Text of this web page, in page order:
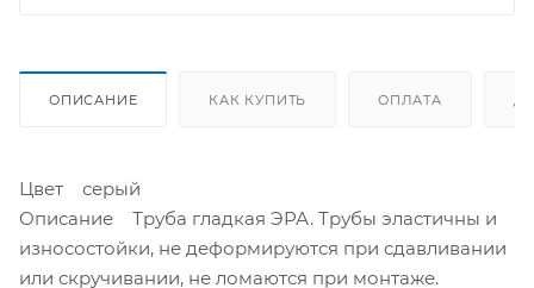
ОПИСАНИЕ КАК КУПИТЬ ОПЛАТА
Цвет серый
Описание Труба гладкая ЭРА. Трубы эластичны и
износостойки, не деформируются при сдавливании
или скручивании, не ломаются при монтаже.